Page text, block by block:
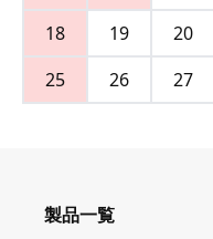
18
19 20
25
26 27
製品一覧